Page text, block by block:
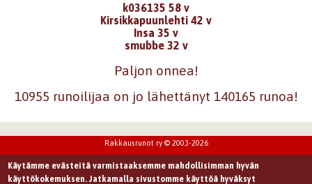
k036135 58 v
Kirsikkapuunlehti 42 v
Insa 35 v
smubbe 32 v
Paljon onnea!
10955 runoilijaa on jo lähettänyt 140165 runoa!
Rakkausrunot ry © 2003-2026
Käytämme evästeitä varmistaaksemme mahdollisimman hyvän
käyttökokemuksen. Jatkamalla sivustomme käyttöä hyväksyt